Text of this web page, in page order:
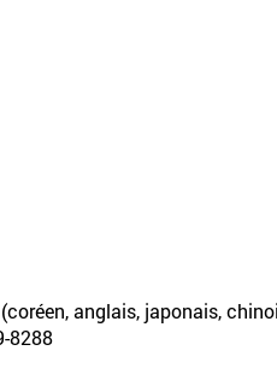
anglais, japonais,
8288